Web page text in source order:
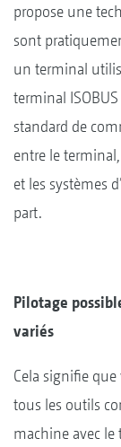
propose une
sont
un terminal
terminal
standard de
entre le
et les systèmes
part.
Pilotage
variés
Cela signifie
tous les outils
machine avec le